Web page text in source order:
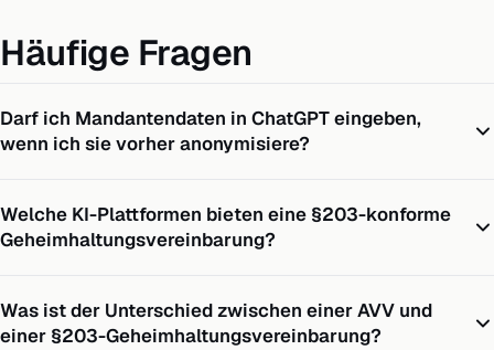
Häufige Fragen
Darf ich Mandantendaten in ChatGPT eingeben,
wenn ich sie vorher anonymisiere?
Welche KI-Plattformen bieten eine §203-konforme
Geheimhaltungsvereinbarung?
Was ist der Unterschied zwischen einer AVV und
einer §203-Geheimhaltungsvereinbarung?